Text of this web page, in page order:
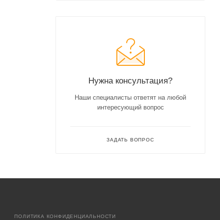
Нужна консультация?
Наши специалисты ответят на любой
интересующий вопрос
ЗАДАТЬ ВОПРОС
ПОЛИТИКА КОНФИДЕНЦИАЛЬНОСТИ